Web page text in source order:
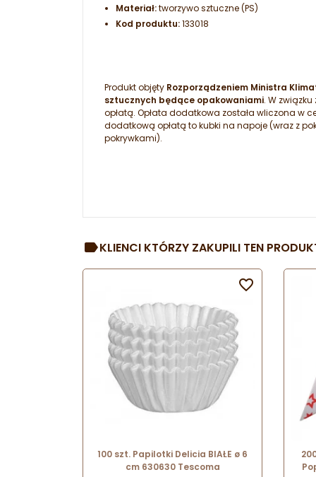
Materiał:tworzywo sztuczne (PS)
Kod produktu:133018
Produkt objęty Rozporządzeniem Ministra
sztucznych będące opakowaniami. W
opłatą. Opłata dodatkowa została wliczona w
dodatkową opłatą to kubki na napoje (wraz z
pokrywkami).
KLIENCI KTÓRZY ZAKUPILI TEN
100 szt. Papilotki Delicia BIAŁE ø 6
cm 630630 Tescoma
